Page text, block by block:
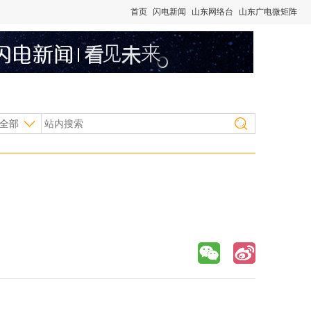
首页 闪电新闻 山东网络台 山东广电微矩阵
部